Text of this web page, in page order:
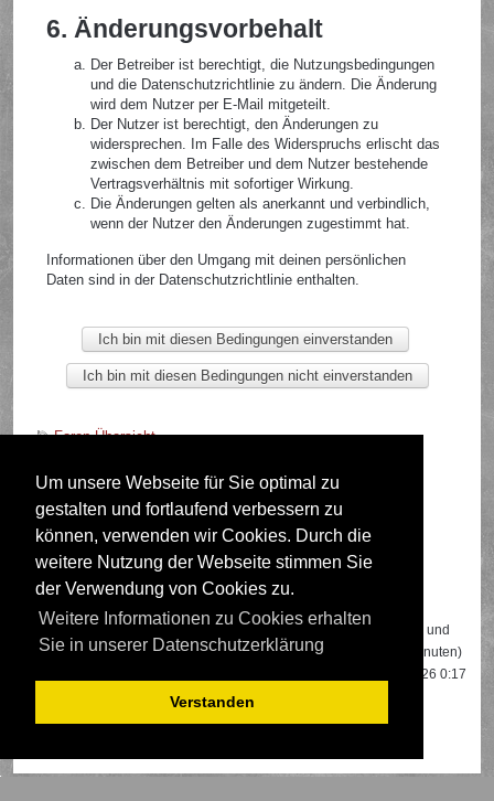
Um unsere Webseite für Sie optimal zu
gestalten und fortlaufend verbessern zu
können, verwenden wir Cookies. Durch die
weitere Nutzung der Webseite stimmen Sie
der Verwendung von Cookies zu.
Weitere Informationen zu Cookies erhalten
Sie in unserer Datenschutzerklärung
Verstanden
6. Änderungsvorbehalt
Der Betreiber ist berechtigt, die Nutzungsbedingungen
und die Datenschutzrichtlinie zu ändern. Die Änderung
wird dem Nutzer per E-Mail mitgeteilt.
Der Nutzer ist berechtigt, den Änderungen zu
widersprechen. Im Falle des Widerspruchs erlischt das
zwischen dem Betreiber und dem Nutzer bestehende
Vertragsverhältnis mit sofortiger Wirkung.
Die Änderungen gelten als anerkannt und verbindlich,
wenn der Nutzer den Änderungen zugestimmt hat.
Informationen über den Umgang mit deinen persönlichen
Daten sind in der Datenschutzrichtlinie enthalten.
Foren-Übersicht
Deutsche Übersetzung durchphpBB.de
Wer ist online?
Insgesamt sind520Besucher online: 2 registrierte, 0 unsichtbare und
518 Gäste (basierend auf den aktiven Besuchern der letzten 5 Minuten)
Besuchern, die am 13.04.2026 0:17
gleichzeitig online waren.